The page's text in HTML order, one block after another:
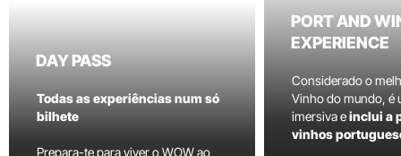
DAY PASS
Todas as experiências num só
bilhete
Prepara-te para viver o WOW ao
PORT AND
EXPERIENCE
Considerado o
Vinho do mundo, é
imersiva einclui a
vinhos